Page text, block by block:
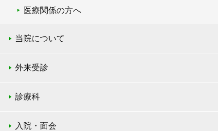
医療関係の方へ
当院について
外来受診
診療科
入院・面会